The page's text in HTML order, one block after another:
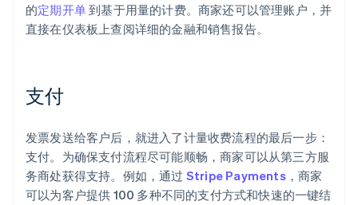
的定期开单到基于用量的计费。商家还可以管理账户，并
直接在仪表板上查阅详细的金融和销售报告。
支付
发票发送给客户后，就进入了计量收费流程的最后一步：
支付。为确保支付流程尽可能顺畅，商家可以从第三方服
务商处获得支持。例如，通过 Stripe Payments，商家
可以为客户提供 100 多种不同的支付方式和快速的一键结